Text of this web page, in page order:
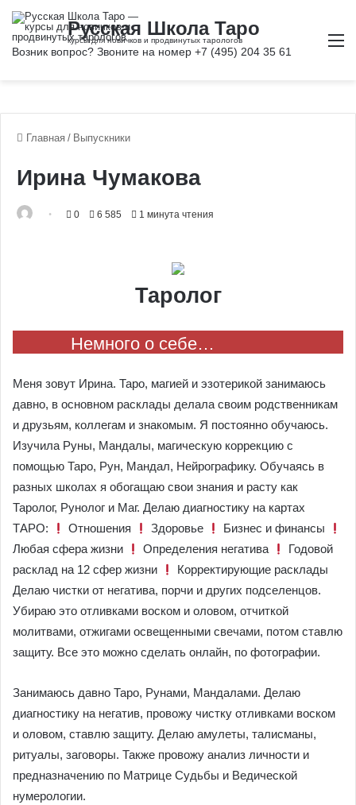
Главная / Выпускники
Ирина Чумакова
0 6 585 1 минута чтения
Таролог
Немного о себе…
Меня зовут Ирина. Таро, магией и эзотерикой занимаюсь
давно, в основном расклады делала своим родственникам
и друзьям, коллегам и знакомым. Я постоянно обучаюсь.
Изучила Руны, Мандалы, магическую коррекцию с
помощью Таро, Рун, Мандал, Нейрографику. Обучаясь в
разных школах я обогащаю свои знания и расту как
Таролог, Рунолог и Маг. Делаю диагностику на картах
ТАРО:
Отношения Здоровье
Бизнес и финансы
Любая сфера жизни
Определения негатива
Годовой
расклад на 12 сфер жизни
Корректирующие расклады
Делаю чистки от негатива, порчи и других подселенцов.
Убираю это отливками воском и оловом, отчиткой
молитвами, отжигами освещенными свечами, потом ставлю
защиту. Все это можно сделать онлайн, по фотографии.
Занимаюсь давно Таро, Рунами, Мандалами. Делаю
диагностику на негатив, провожу чистку отливками воском
и оловом, ставлю защиту. Делаю амулеты, талисманы,
ритуалы, заговоры. Также провожу анализ личности и
предназначению по Матрице Судьбы и Ведической
нумерологии.